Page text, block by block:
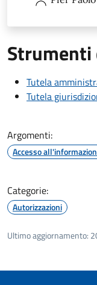
Tutela
Tutela
Argomenti:
Accesso
Categorie:
Autorizzazioni
Ultimo aggiornamento: